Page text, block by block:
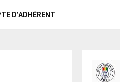
D’ADHÉRENT